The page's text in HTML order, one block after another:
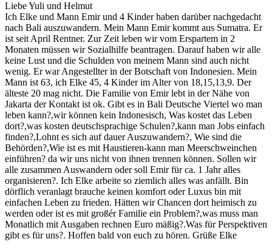
Liebe Yuli und Helmut
Ich Elke und Mann Emir und 4 Kinder haben darüber nachgedacht
nach Bali auszuwandern. Mein Mann Emir kommt aus Sumatra. Er
ist seit April Rentner. Zur Zeit leben wir vom Erspartem in 2
Monaten müssen wir Sozialhilfe beantragen. Darauf haben wir alle
keine Lust und die Schulden von meinem Mann sind auch nicht
wenig. Er war Angestellter in der Botschaft von Indonesien. Mein
Mann ist 63, ich Elke 45, 4 Kinder im Alter von 18,15,13,9. Der
älteste 20 mag nicht. Die Familie von Emir lebt in der Nähe von
Jakarta der Kontakt ist ok. Gibt es in Bali Deutsche Viertel wo man
leben kann?,wir können kein Indonesisch, Was kostet das Leben
dort?,was kosten deutschsprachige Schulen?,kann man Jobs einfach
finden?,Lohnt es sich auf dauer Auszuwandern?, Wie sind die
Behörden?,Wie ist es mit Haustieren-kann man Meerschweinchen
einführen? da wir uns nicht von ihnen trennen können. Sollen wir
alle zusammen Auswandern oder soll Emir für ca. 1 Jahr alles
organisieren?. Ich Elke arbeite so ziemlich alles was anfällt. Bin
dörflich veranlagt brauche keinen komfort oder Luxus bin mit
einfachen Leben zu frieden. Hätten wir Chancen dort heimisch zu
werden oder ist es mit großér Familie ein Problem?,was muss man
Monatlich mit Ausgaben rechnen Euro mäßig?.Was für Perspektiven
gibt es für uns?. Hoffen bald von euch zu hören. Grüße Elke